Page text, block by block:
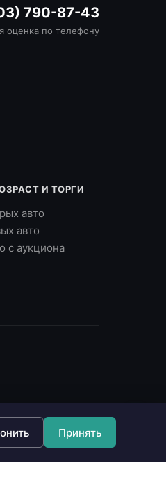
790-87-43
оценка по телефону
И ТОРГИ
авто
авто
с аукциона
Принять